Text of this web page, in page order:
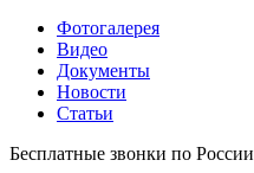
Фотогалерея
Видео
Документы
Новости
Статьи
Бесплатные звонки по России